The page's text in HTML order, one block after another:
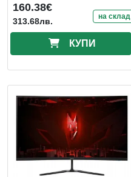
160.38€
313.68лв. на склад
КУПИ